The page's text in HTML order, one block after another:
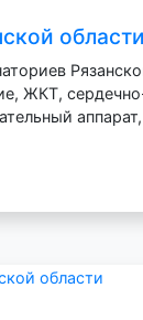
области
ЖКТ,